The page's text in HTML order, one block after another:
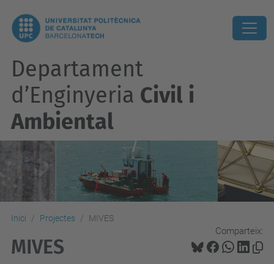
Departament
d’Enginyeria Civil i
Ambiental
Inici Projectes MIVES
Comparteix:
MIVES